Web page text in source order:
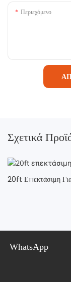
Περιεχόμενο
Σχετικά
20ft Επεκτάσιμη
WhatsApp